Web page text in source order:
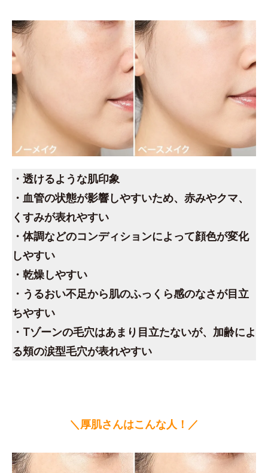
・透けるような肌印象
・血管の状態が影響しやすいため、赤みやクマ、
くすみが表れやすい
・体調などのコンディションによって顔色が変化
しやすい
・乾燥しやすい
・うるおい不足から肌のふっくら感のなさが目立
ちやすい
・Tゾーンの毛穴はあまり目立たないが、加齢によ
る頬の涙型毛穴が表れやすい
＼厚肌さんはこんな人！／